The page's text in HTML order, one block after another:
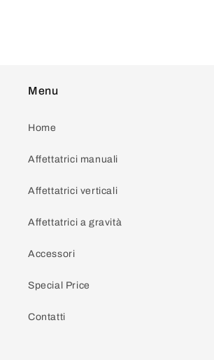
Menu
Home
Affettatrici manuali
Affettatrici verticali
Affettatrici a gravità
Accessori
Special Price
Contatti